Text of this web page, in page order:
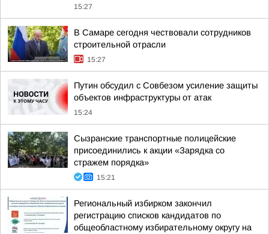
15:27
В Самаре сегодня чествовали сотрудников
строительной отрасли
15:27
Путин обсудил с Совбезом усиление защиты
объектов инфраструктуры от атак
15:24
Сызранские транспортные полицейские
присоединились к акции «Зарядка со
стражем порядка»
15:21
Региональный избирком закончил
регистрацию списков кандидатов по
общеобластному избирательному округу на